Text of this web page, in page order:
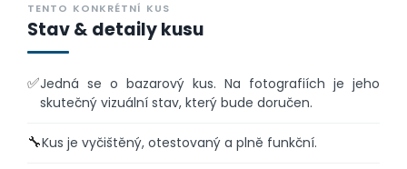
TENTO KONKRÉTNÍ KUS
Stav & detaily kusu
✅Jedná se o bazarový kus. Na fotografiích je jeho
skutečný vizuální stav, který bude doručen.
🔧Kus je vyčištěný, otestovaný a plně funkční.